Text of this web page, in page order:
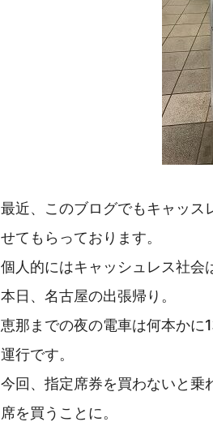
最近、このブログでもキャッス
せてもらっております。
個人的にはキャッシュレス社会
本日、名古屋の出張帰り。
恵那までの夜の電車は何本かに
運行です。
今回、指定席券を買わないと乗
席を買うことに。